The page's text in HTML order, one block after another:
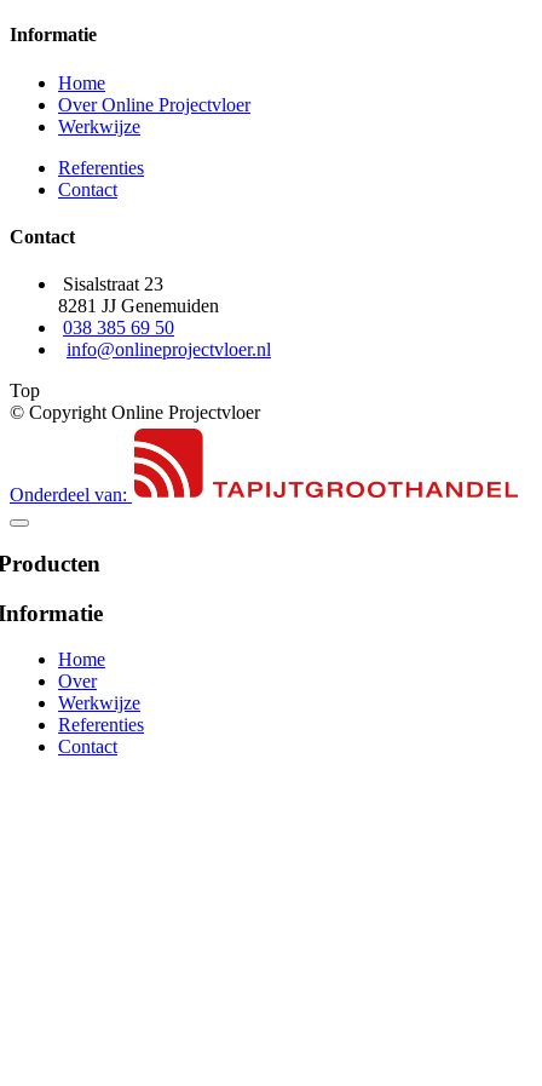
Informatie
Home
Over Online Projectvloer
Werkwijze
Referenties
Contact
Contact
Sisalstraat 23
8281 JJ Genemuiden
038 385 69 50
info@onlineprojectvloer.nl
Top
© Copyright Online Projectvloer
Onderdeel van:
Home
Over
Werkwijze
Referenties
Contact